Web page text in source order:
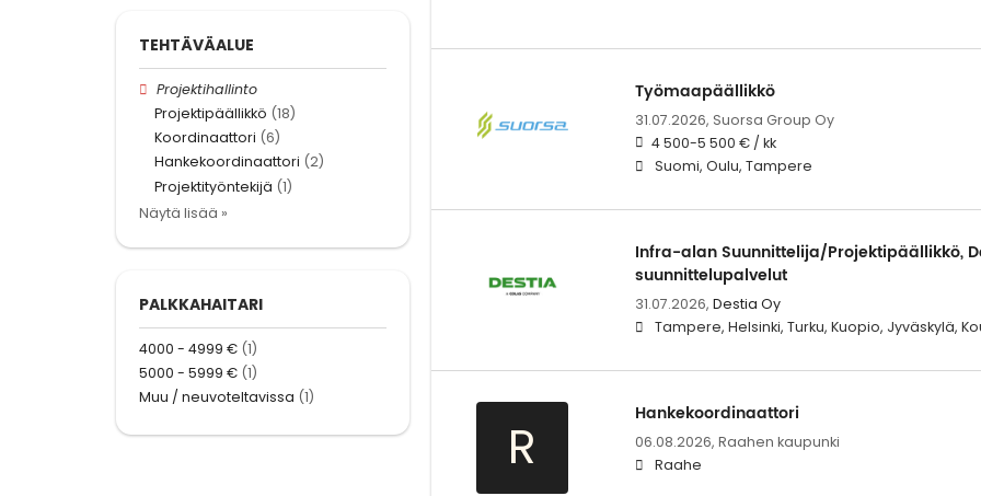
Työmaapäällikkö
31.07.2026, Suorsa Group Oy
4 500-5 500 € / kk
Suomi, Oulu, Tampere
Infra-alan Suunnittelija/Projektipäällikkö,
suunnittelupalvelut
31.07.2026, Destia Oy
Tampere, Helsinki, Turku, Kuopio, Jyväskylä,
R
Hankekoordinaattori
06.08.2026, Raahen kaupunki
Raahe
TEHTÄVÄALUE
Projektihallinto
Projektipäällikkö (18)
Koordinaattori (6)
Hankekoordinaattori (2)
Projektityöntekijä (1)
Näytä lisää »
PALKKAHAITARI
4000 - 4999 € (1)
5000 - 5999 € (1)
Muu / neuvoteltavissa (1)